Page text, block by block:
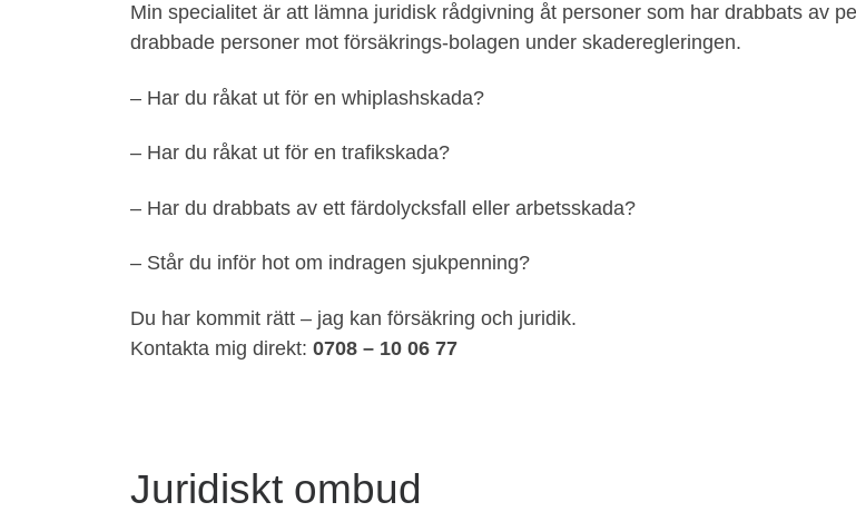
Min specialitet är att lämna juridisk rådgivning åt personer som har drabbats av
drabbade personer mot försäkrings-bolagen under skaderegleringen.
– Har du råkat ut för en whiplashskada?
– Har du råkat ut för en trafikskada?
– Har du drabbats av ett färdolycksfall eller arbetsskada?
– Står du inför hot om indragen sjukpenning?
Du har kommit rätt – jag kan försäkring och juridik.
Kontakta mig direkt: 0708 – 10 06 77
Juridiskt ombud